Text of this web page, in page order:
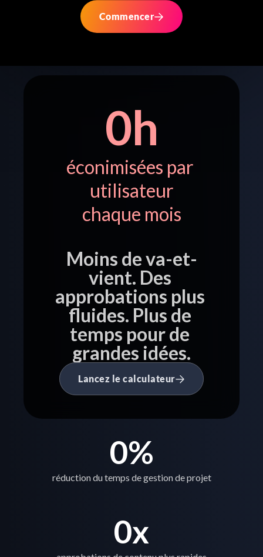
Commencer
0h
éconimisées par
utilisateur
chaque mois
Moins de va-et-
vient. Des
approbations plus
fluides. Plus de
temps pour de
grandes idées.
Lancez le calculateur
0%
réduction du temps de gestion de projet
0x